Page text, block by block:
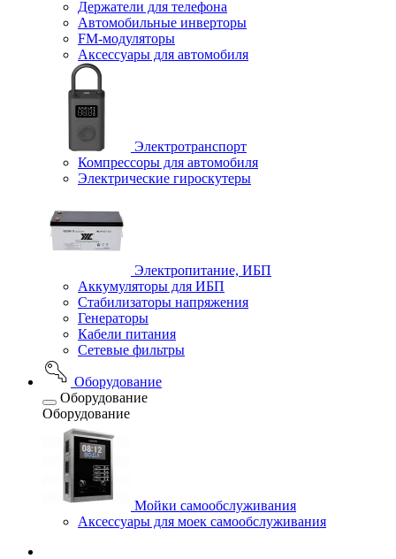
Держатели для телефона
Автомобильные инверторы
FM-модуляторы
Аксессуары для автомобиля
Электротранспорт
Компрессоры для автомобиля
Электрические гироскутеры
Электропитание, ИБП
Аккумуляторы для ИБП
Стабилизаторы напряжения
Генераторы
Кабели питания
Сетевые фильтры
Оборудование
Оборудование
Оборудование
Мойки самообслуживания
Аксессуары для моек самообслуживания